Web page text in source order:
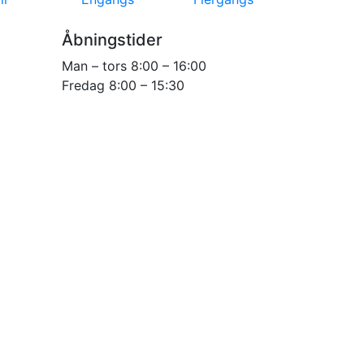
Åbningstider
Man – tors 8:00 – 16:00
Fredag 8:00 – 15:30